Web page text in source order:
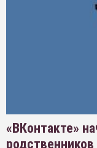
«ВКонтакте»